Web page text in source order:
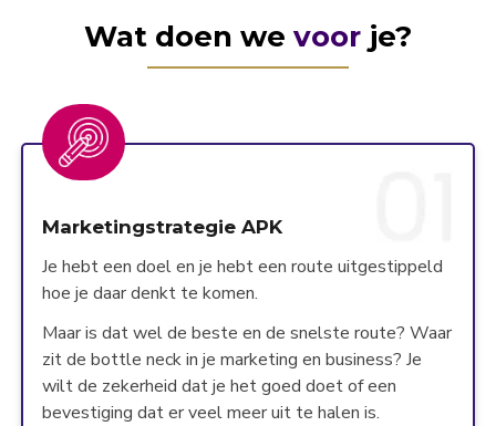
Wat doen we voor je?
Marketingstrategie APK
Je hebt een doel en je hebt een route uitgestippeld
hoe je daar denkt te komen.
Maar is dat wel de beste en de snelste route? Waar
zit de bottle neck in je marketing en business? Je
wilt de zekerheid dat je het goed doet of een
bevestiging dat er veel meer uit te halen is.